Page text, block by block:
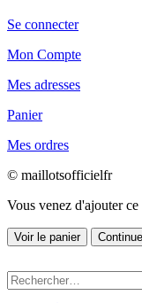
Se connecter
Mon Compte
Mes adresses
Panier
Mes ordres
© maillotsofficielfr
Vous venez d'ajouter
Voir le panier